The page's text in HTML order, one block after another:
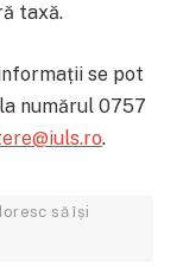
taxă.
se pot
numărul 0757
.
să își